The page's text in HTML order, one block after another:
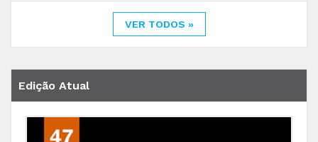
VER TODOS »
Edição Atual